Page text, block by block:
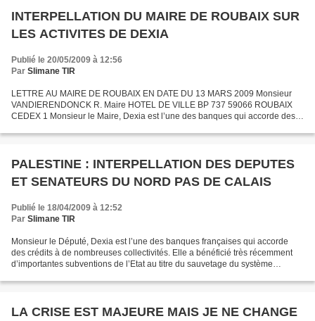
INTERPELLATION DU MAIRE DE ROUBAIX SUR
LES ACTIVITES DE DEXIA
Publié le 20/05/2009 à 12:56
Par Slimane TIR
LETTRE AU MAIRE DE ROUBAIX EN DATE DU 13 MARS 2009 Monsieur
VANDIERENDONCK R. Maire HOTEL DE VILLE BP 737 59066 ROUBAIX
CEDEX 1 Monsieur le Maire, Dexia est l’une des banques qui accorde des
PALESTINE : INTERPELLATION DES DEPUTES
ET SENATEURS DU NORD PAS DE CALAIS
Publié le 18/04/2009 à 12:52
Par Slimane TIR
Monsieur le Député, Dexia est l’une des banques françaises qui accorde
des crédits à de nombreuses collectivités. Elle a bénéficié très récemment
d’importantes subventions de l’Etat au titre du sauvetage du système
LA CRISE EST MAJEURE MAIS JE NE CHANGE